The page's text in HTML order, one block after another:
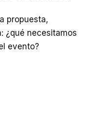
propuesta,
¿qué necesitamos
evento?